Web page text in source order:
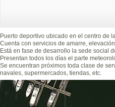
Puerto deportivo ubicado en el centro de
Cuenta con servicios de amarre,
Está en fase de desarrollo la sede social
Presentan todos los días el parte
Se encuentran próximos toda clase de
navales, supermercados, tiendas, etc.